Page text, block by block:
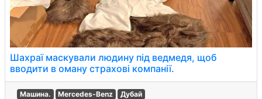
Шахраї маскували людину під ведмедя, щоб
вводити в оману страхові компанії.
Машина. Mercedes-Benz Дубай